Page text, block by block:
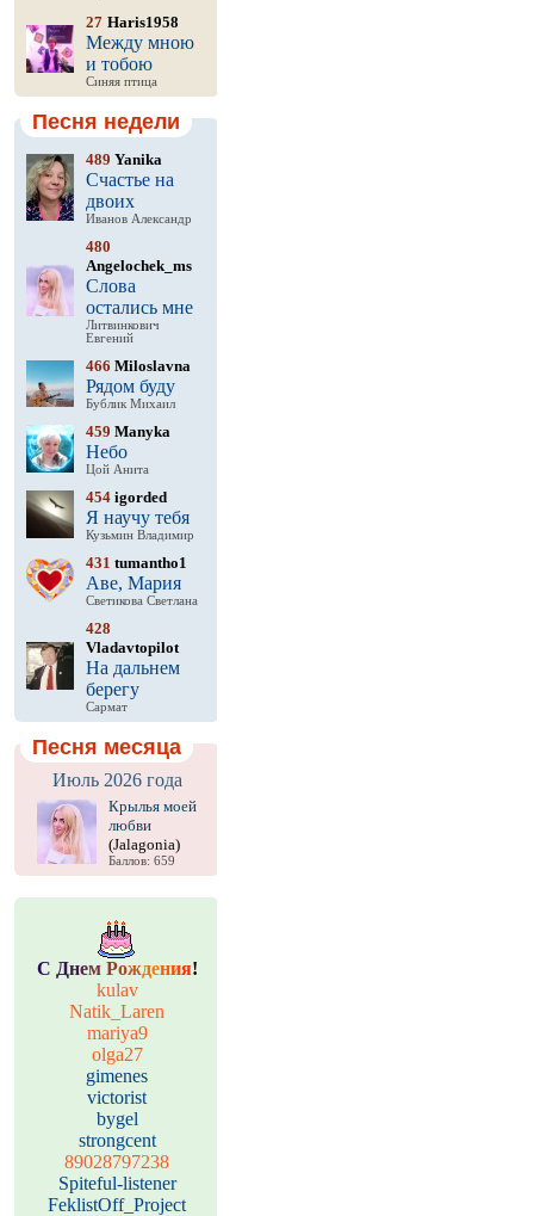
27 Haris1958
Между мною
и тобою
Синяя птица
Песня недели
489 Yanika
Счастье на
двоих
Иванов Александр
480
Angelochek_ms
Слова
остались мне
Литвинкович
Евгений
466 Miloslavna
Рядом буду
Бублик Михаил
459 Manyka
Небо
Цой Анита
454 igorded
Я научу тебя
Кузьмин Владимир
431 tumantho1
Аве, Мария
Светикова Светлана
428
Vladavtopilot
На дальнем
берегу
Сармат
Песня месяца
Июль 2026 года
Крылья моей
любви
(Jalagonia)
Баллов: 659
С Днем Рождения!
kulav
Natik_Laren
mariya9
olga27
gimenes
victorist
bygel
strongcent
89028797238
Spiteful-listener
FeklistOff_Project